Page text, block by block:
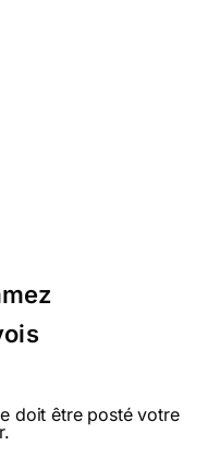
13/12/20 : Très jolie....
doit être posté votre